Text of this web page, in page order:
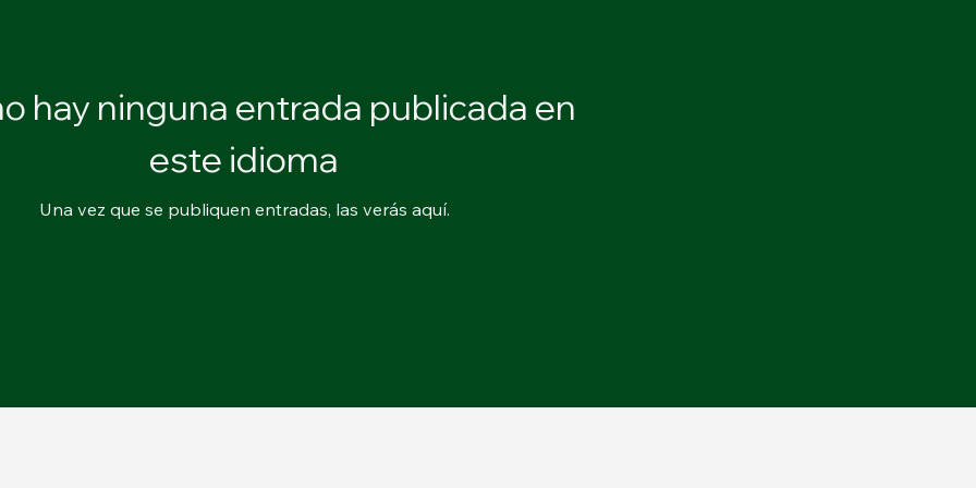
hay ninguna entrada publicada en
este idioma
Una vez que se publiquen entradas, las verás aquí.